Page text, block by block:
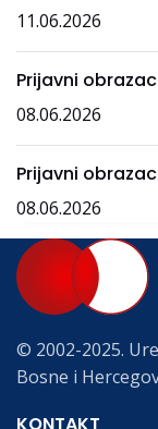
11.06.2026
Prijavni
08.06.2026
Prijavni
08.06.2026
© 2002-2025.
Bosne i
KONTAKT